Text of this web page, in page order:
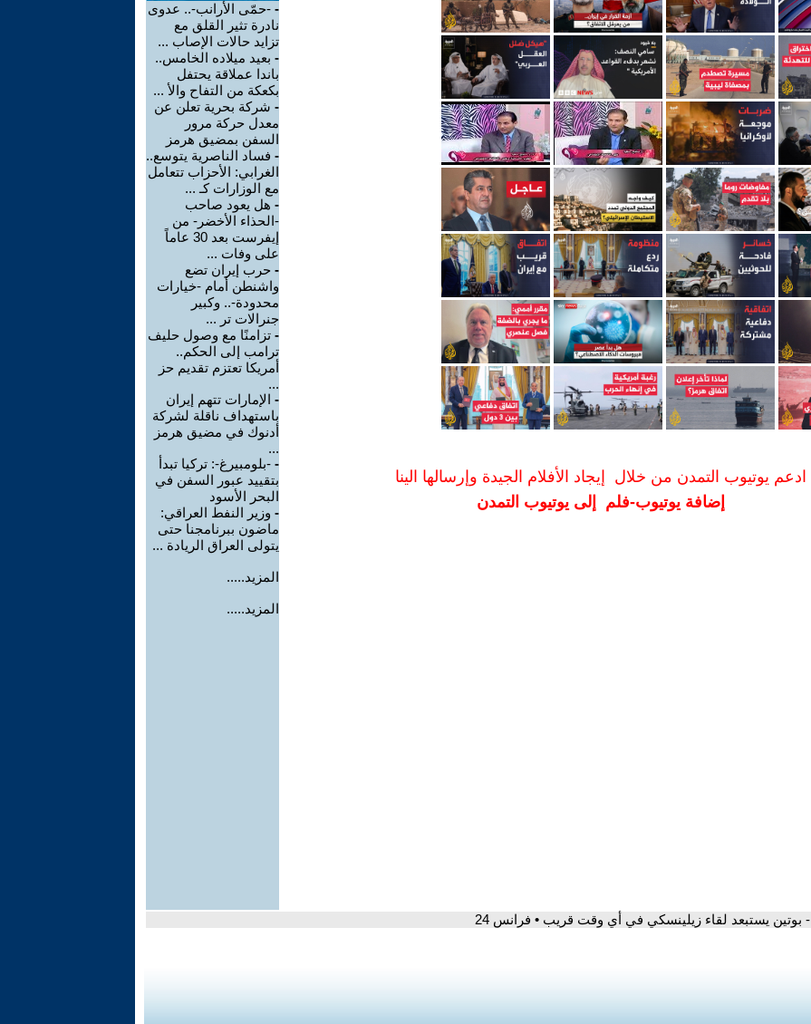
ادعم يوتيوب التمدن من خلال إيجاد الأفلام الجيدة وإرسالها الينا
إضافة يوتيوب-فلم إلى يوتيوب التمدن
- -حمّى الأرانب-.. عدوى
نادرة تثير القلق مع
تزايد حالات الإصاب ...
- بعيد ميلاده الخامس..
باندا عملاقة يحتفل
بكعكة من التفاح والأ ...
- شركة بحرية تعلن عن
معدل حركة مرور
السفن بمضيق هرمز
- فساد الناصرية يتوسع..
الغرابي: الأحزاب تتعامل
مع الوزارات كـ ...
- هل يعود صاحب
-الحذاء الأخضر- من
إيفرست بعد 30 عاماً
على وفات ...
- حرب إيران تضع
واشنطن أمام -خيارات
محدودة-.. وكبير
جنرالات تر ...
- تزامنًا مع وصول حليف
ترامب إلى الحكم..
أمريكا تعتزم تقديم حز
...
- الإمارات تتهم إيران
باستهداف ناقلة لشركة
أدنوك في مضيق هرمز
...
- -بلومبيرغ-: تركيا تبدأ
بتقييد عبور السفن في
البحر الأسود
- وزير النفط العراقي:
ماضون ببرنامجنا حتى
يتولى العراق الريادة ...
المزيد.....
المزيد.....
- بوتين يستبعد لقاء زيلينسكي في أي وقت قريب • فرانس 24